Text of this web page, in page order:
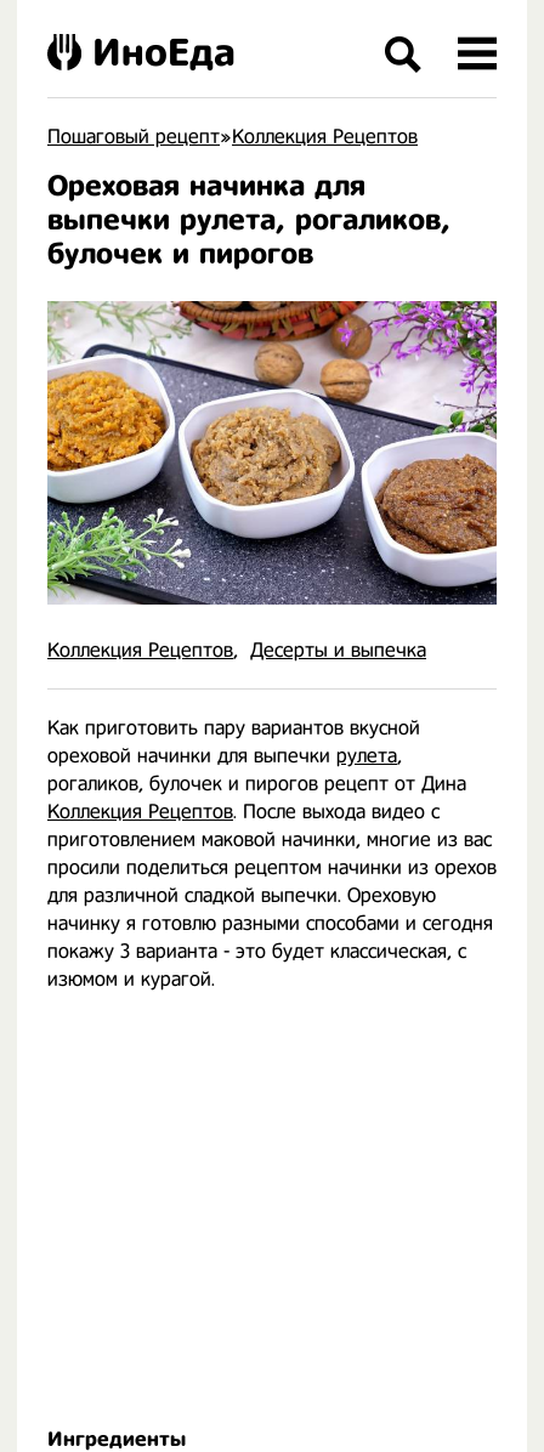
Пошаговый рецепт»Коллекция Рецептов
Ореховая начинка для
выпечки рулета, рогаликов,
булочек и пирогов
Коллекция Рецептов Десерты и выпечка
Как приготовить пару вариантов вкусной
ореховой начинки для выпечки рулета,
рогаликов, булочек и пирогов рецепт от Дина
Коллекция Рецептов. После выхода видео с
приготовлением маковой начинки, многие из вас
просили поделиться рецептом начинки из орехов
для различной сладкой выпечки. Ореховую
начинку я готовлю разными способами и сегодня
покажу 3 варианта - это будет классическая, с
изюмом и курагой.
Ингредиенты
ИноЕда